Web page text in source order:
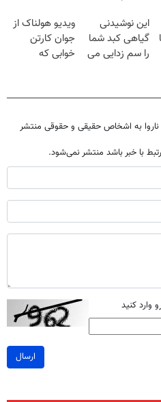
خانگی
میلیاردی)
این نوشیدنی
گیاهی کبد شما
را سم زدایی می
ویدیو هولناک از
جوان کارتن
خوابی که
به اشخاص حقیقی و حقوقی منتشر
با خبر باشد منتشر نمی‌شود.
وارد کنید
ارسال